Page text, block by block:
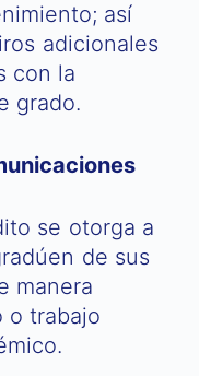
así
adicionales
con la
grado.
se otorga a
de sus
manera
o trabajo